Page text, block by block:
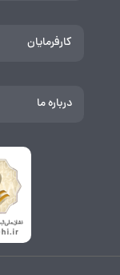
کارفرمایان
درباره ما